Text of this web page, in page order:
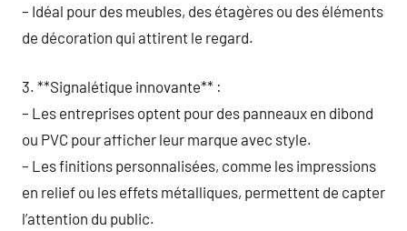
– Idéal pour des meubles, des étagères ou des éléments
de décoration qui attirent le regard.
3. **Signalétique innovante** :
– Les entreprises optent pour des panneaux en dibond
ou PVC pour afficher leur marque avec style.
– Les finitions personnalisées, comme les impressions
en relief ou les effets métalliques, permettent de capter
l’attention du public.